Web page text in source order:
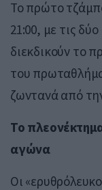
Το πρώτο
21:00, με τις
διεκδικούν το
του
ζωντανά από
Το
αγώνα
Οι